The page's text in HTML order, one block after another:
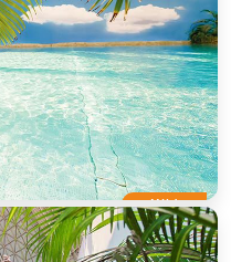
Mild